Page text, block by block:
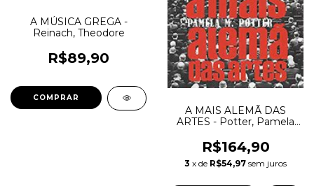
A MÚSICA GREGA -
Reinach, Theodore
R$89,90
A MAIS ALEMÃ DAS
ARTES - Potter, Pamela
R$164,90
3 x de R$54,97 sem juros